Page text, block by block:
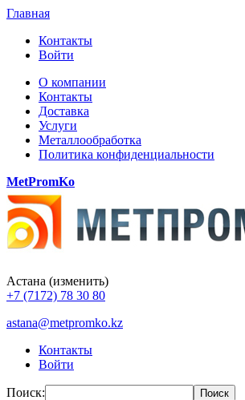
Главная
Контакты
Войти
О компании
Контакты
Доставка
Услуги
Металлообработка
Политика конфиденциальности
MetPromKo
Астана (изменить)
+7 (7172) 78 30 80
astana@metpromko.kz
Контакты
Войти
Поиск:
Поиск